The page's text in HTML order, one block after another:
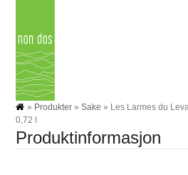
content
» Produkter »Sake » Les Larmes du
0,72 l
Produktinformasjon